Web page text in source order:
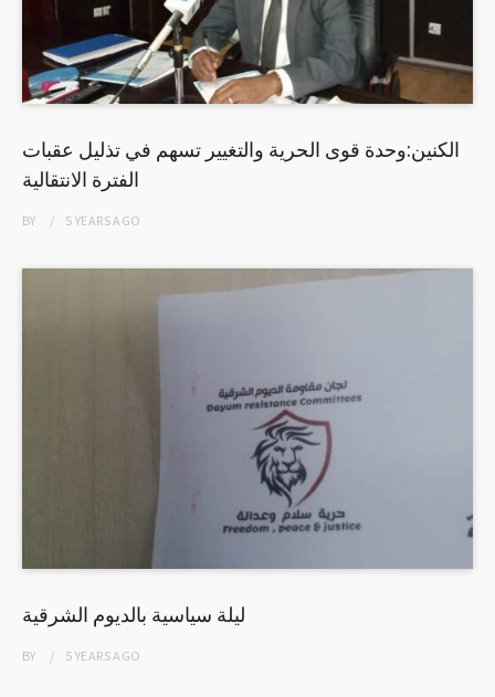
الكنين:وحدة قوى الحرية والتغيير تسهم في تذليل عقبات
الفترة الانتقالية
BY 5 YEARSAGO
ليلة سياسية بالديوم الشرقية
BY 5 YEARSAGO